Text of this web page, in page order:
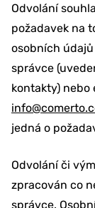
Odvolání
požadavek na
osobních
správce
kontakty) nebo
jedná o
Odvolání či
zpracován co
správce.